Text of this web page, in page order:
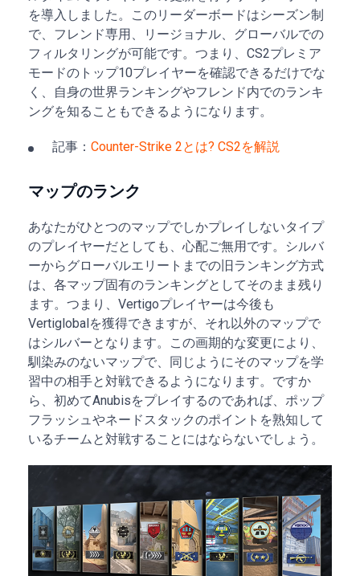
を導入しました。このリーダーボードはシーズン制
で、フレンド専用、リージョナル、グローバルでの
フィルタリングが可能です。つまり、CS2プレミア
モードのトップ10プレイヤーを確認できるだけでな
く、自身の世界ランキングやフレンド内でのランキ
ングを知ることもできるようになります。
記事： Counter-Strike 2とは? CS2を解説
マップのランク
あなたがひとつのマップでしかプレイしないタイプ
のプレイヤーだとしても、心配ご無用です。シルバ
ーからグローバルエリートまでの旧ランキング方式
は、各マップ固有のランキングとしてそのまま残り
ます。つまり、Vertigoプレイヤーは今後も
Vertiglobalを獲得できますが、それ以外のマップで
はシルバーとなります。この画期的な変更により、
馴染みのないマップで、同じようにそのマップを学
習中の相手と対戦できるようになります。ですか
ら、初めてAnubisをプレイするのであれば、ポップ
フラッシュやネードスタックのポイントを熟知して
いるチームと対戦することにはならないでしょう。